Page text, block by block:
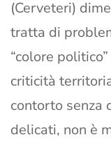
(Cerveteri)
tratta di
“colore
criticità
contorto senza
delicati, non è